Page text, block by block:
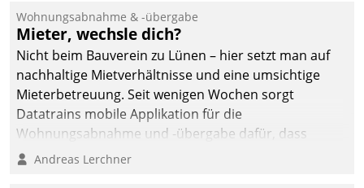
Ressort Kapitalanlage für
künftige Aufgaben und
Herausforderungen
gerüstet.
Wohnungsabnahme & -übergabe
Mieter, wechsle dich?
Nicht beim Bauverein zu Lünen – hier setzt man auf
nachhaltige Mietverhältnisse und eine umsichtige
Mieterbetreuung. Seit wenigen Wochen sorgt
Datatrains mobile Applikation für die
Wohnungsabnahme und -übergabe dafür, dass
Mieter wohlgeordnet kommen und, so es sein muss,
Andreas Lerchner